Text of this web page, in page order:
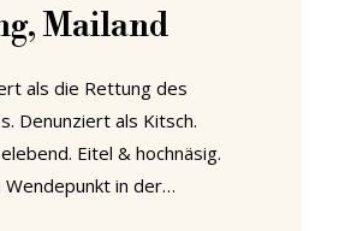
Mailand
als die Rettung des
Denunziert als Kitsch.
Eitel & hochnäsig.
Wendepunkt in der